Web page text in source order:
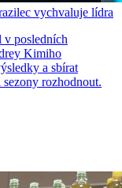
vychvaluje lídra
v posledních
Kimiho
a sbírat
rozhodnout.